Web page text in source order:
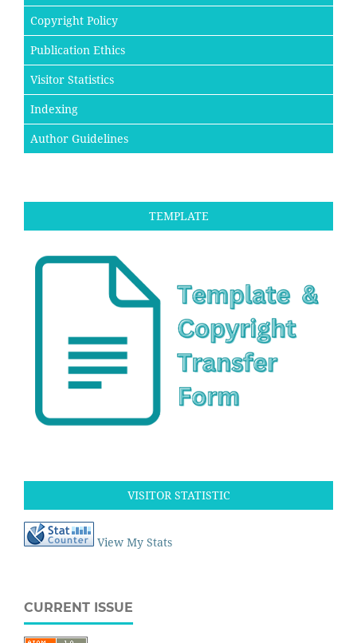
Copyright Policy
Publication Ethics
Visitor Statistics
Indexing
Author Guidelines
TEMPLATE
VISITOR STATISTIC
View My Stats
CURRENT ISSUE